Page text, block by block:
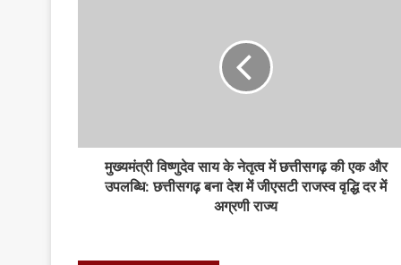
मुख्यमंत्री विष्णुदेव साय के नेतृत्व में छत्तीसगढ़ की एक और
उपलब्धि: छत्तीसगढ़ बना देश में जीएसटी राजस्व वृद्धि दर में
अग्रणी राज्य